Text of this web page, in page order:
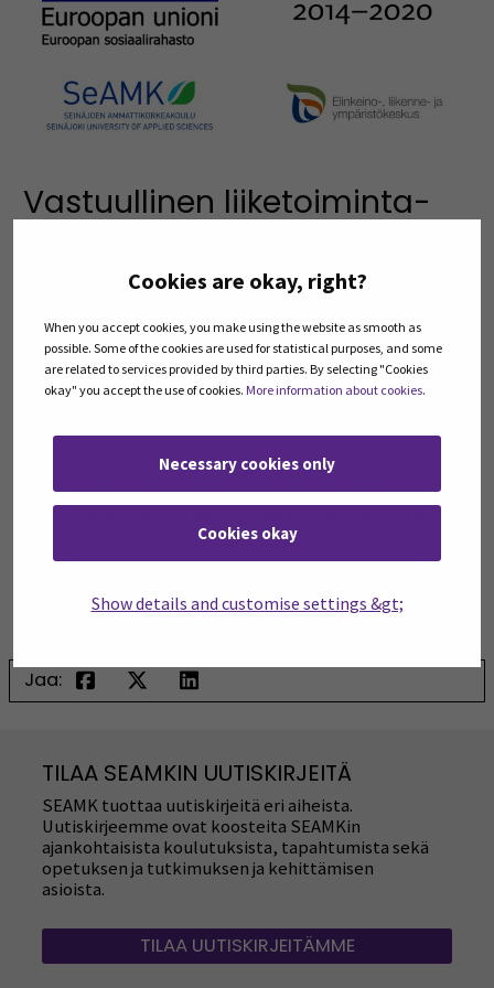
Cookies are okay, right?
When you accept cookies, you make using the website as smooth as
possible. Some of the cookies are used for statistical purposes, and some
are related to services provided by third parties. By selecting "Cookies
okay" you accept the use of cookies. More information about cookies.
Necessary cookies only
Cookies okay
Show details and customise settings &gt;
Vastuullinen liiketoiminta-
Vastuullinen liiketoiminta-merkki
Hankkeessa perustetaan alueellinen
vastuullisuusfoorumi. Foorumi myöntää Vastuullinen
liiketoiminta-merkkejä toimintaansa kehittäville
yrityksille.
Vastuullinen liiketoiminta-merkkien tarkoituksena on
yritysten vastuullisuustyöstä sekä kannustaa alueen
yritysvastuutaan.
Jaa:
TILAA SEAMKIN UUTISKIRJEITÄ
SEAMK tuottaa uutiskirjeitä eri aiheista.
Uutiskirjeemme ovat koosteita SEAMKin
ajankohtaisista koulutuksista, tapahtumista sekä
opetuksen ja tutkimuksen ja kehittämisen
asioista.
TILAA UUTISKIRJEITÄMME